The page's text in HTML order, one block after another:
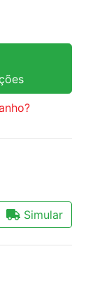
Simular